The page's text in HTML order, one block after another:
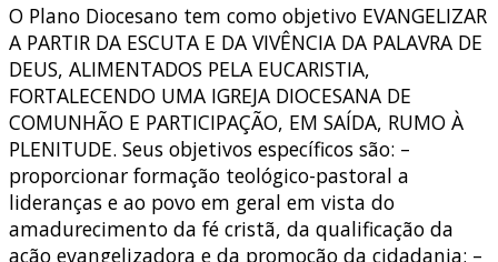
O Plano Diocesano tem como objetivo EVANGELIZAR
A PARTIR DA ESCUTA E DA VIVÊNCIA DA PALAVRA DE
DEUS, ALIMENTADOS PELA EUCARISTIA,
FORTALECENDO UMA IGREJA DIOCESANA DE
COMUNHÃO E PARTICIPAÇÃO, EM SAÍDA, RUMO À
PLENITUDE. Seus objetivos específicos são: –
proporcionar formação teológico-pastoral a
lideranças e ao povo em geral em vista do
amadurecimento da fé cristã, da qualificação da
ação evangelizadora e da promoção da cidadania; –